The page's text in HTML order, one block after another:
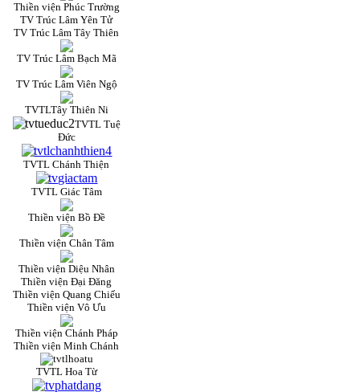
Thiền viện Phúc Trường
TV Trúc Lâm Yên Tử
TV Trúc Lâm Tây Thiên
TV Trúc Lâm Bạch Mã
TV Trúc Lâm Viên Ngộ
TVTLTây Thiên Ni
TVTL Tuệ
Đức
TVTL Chánh Thiện
TVTL Giác Tâm
Thiền viện Bồ Đề
Thiền viện Chân Tâm
Thiền viện Diệu Nhân
Thiền viện Đại Đăng
Thiền viện Quang Chiếu
Thiền viện Vô Ưu
Thiền viện Chánh Pháp
Thiền viện Minh Chánh
TVTL Hoa Từ